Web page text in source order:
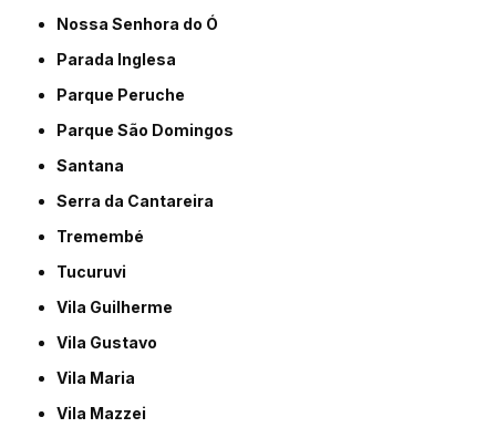
Nossa Senhora do Ó
Parada Inglesa
Parque Peruche
Parque São Domingos
Santana
Serra da Cantareira
Tremembé
Tucuruvi
Vila Guilherme
Vila Gustavo
Vila Maria
Vila Mazzei